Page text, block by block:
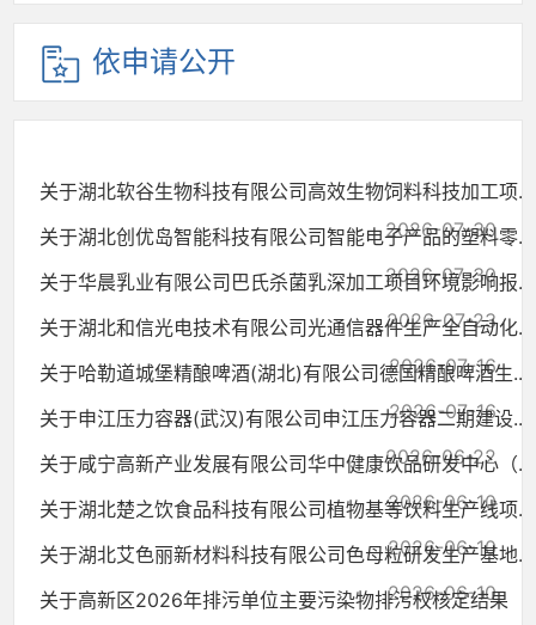
依申请公开
关于湖北软谷生物科技有限公司高效生物饲料科技加工项...
2026-07-30
关于湖北创优岛智能科技有限公司智能电子产品的塑料零...
2026-07-30
关于华晨乳业有限公司巴氏杀菌乳深加工项目环境影响报...
2026-07-23
关于湖北和信光电技术有限公司光通信器件生产全自动化...
2026-07-16
关于哈勒道城堡精酿啤酒(湖北)有限公司德国精酿啤酒生...
2026-07-16
关于申江压力容器(武汉)有限公司申江压力容器二期建设...
2026-06-22
关于咸宁高新产业发展有限公司华中健康饮品研发中心（...
2026-06-10
关于湖北楚之饮食品科技有限公司植物基等饮料生产线项...
2026-06-10
关于湖北艾色丽新材料科技有限公司色母粒研发生产基地...
2026-06-10
关于高新区2026年排污单位主要污染物排污权核定结果（